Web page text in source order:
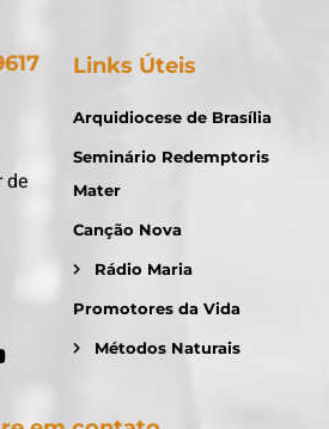
de
Links Úteis
Arquidiocese de Brasília
Seminário Redemptoris
Mater
Canção Nova
Rádio Maria
Promotores da Vida
Métodos Naturais